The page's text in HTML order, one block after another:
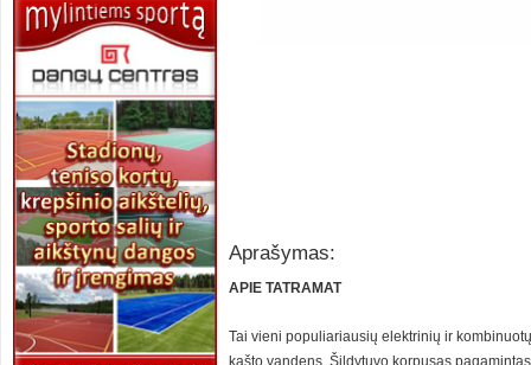
Aprašymas:
APIE TATRAMAT
Tai vieni populiariausių elektrinių ir
kašto vandens. Šildytuvo korpusas